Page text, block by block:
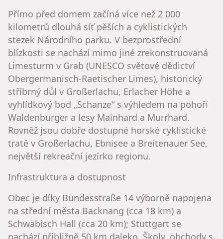
Přímo před domem začíná více než 2 000
kilometrů dlouhá síť pěších a cyklistických
stezek Národního parku. V bezprostřední
blízkosti se nachází mimo jiné zrekonstruovaná
Limesturm v Grab (UNESCO světové dědictví
Obergermanisch-Raetischer Limes), historický
stříbrný důl v Großerlachu, Erlacher Höhe a
vyhlídkový bod „Schanze“ s výhledem na pohoří
Waldenburger a lesy Mainhard a Murrhard.
Rovněž jsou dobře dostupné horské cyklistické
tratě v Großerlachu, Ebnisee a Breitenauer See,
největší rekreační jezírko regionu.
Infrastruktura a dostupnost
Obec je díky Bundesstraße 14 výborně napojena
na střední města Backnang (cca 18 km) a
Schwäbisch Hall (cca 20 km); Stuttgart se
nachází přibližně 50 km daleko. Školy, obchody s